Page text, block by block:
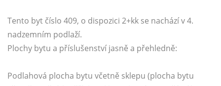
Tento byt číslo 409, o dispozici 2+kk se nachází v 4.
nadzemním podlaží.
Plochy bytu a příslušenství jasně a přehledně:
Podlahová plocha bytu včetně sklepu (plocha bytu